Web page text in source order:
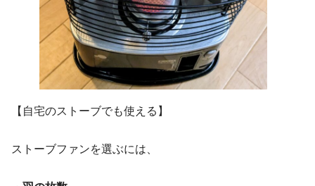
【自宅のストーブでも使える】
ストーブファンを選ぶには、